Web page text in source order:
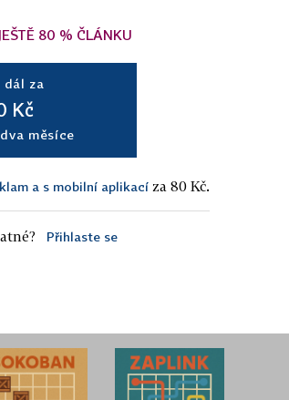
80 % ČLÁNKU
dál za
Kč
měsíce
a s mobilní aplikací za 80 Kč.
Přihlaste se